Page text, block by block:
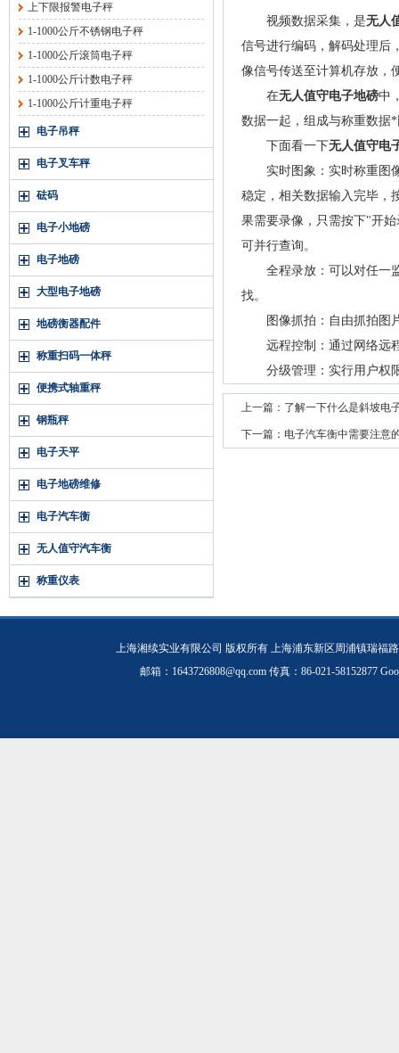
上下限报警电子秤
1-1000公斤不锈钢电子秤
1-1000公斤滚筒电子秤
1-1000公斤计数电子秤
1-1000公斤计重电子秤
电子吊秤
电子叉车秤
砝码
电子小地磅
电子地磅
大型电子地磅
地磅衡器配件
称重扫码一体秤
便携式轴重秤
钢瓶秤
电子天平
电子地磅维修
电子汽车衡
无人值守汽车衡
称重仪表
视频数据采集，是无人
信号进行编码，解码处理后
像信号传送至计算机存放，
在无人值守电子地磅中
数据一起，组成与称重数据
下面看一下无人值守电
实时图象：实时称重图像
稳定，相关数据输入完毕，
果需要录像，只需按下"开
可并行查询。
全程录放：可以对任一监
找。
图像抓拍：自由抓拍图
远程控制：通过网络远程
分级管理：实行用户权限
上一篇： 了解一下什么是斜坡电
下一篇： 电子汽车衡中需要注意
上海湘续实业有限公司 版权所有 上海浦东新区周浦镇瑞福
邮箱：1643726808@qq.com 传真：86-021-58152877